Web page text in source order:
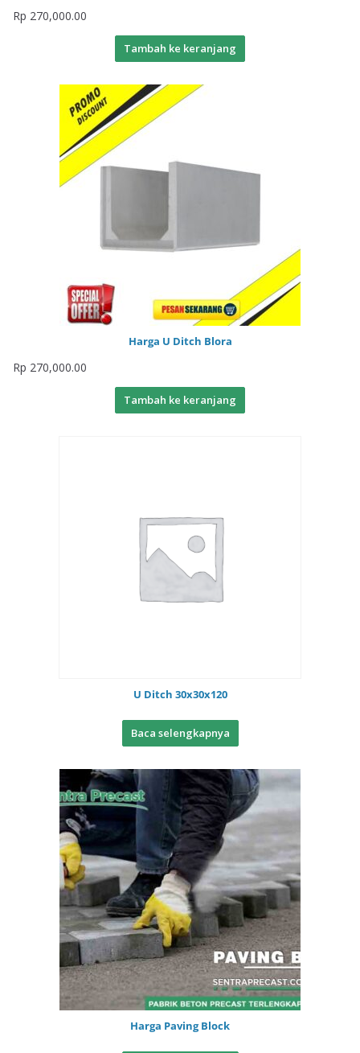
Rp 270,000.00
Tambah ke keranjang
Harga U Ditch Blora
Rp 270,000.00
Tambah ke keranjang
U Ditch 30x30x120
Baca selengkapnya
Harga Paving Block